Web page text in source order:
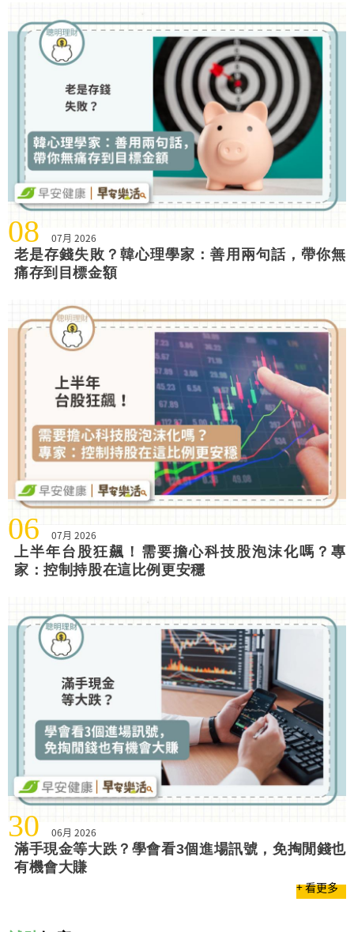
08 07月 2026
老是存錢失敗？韓心理學家：善用兩句話，帶你無
痛存到目標金額
06 07月 2026
上半年台股狂飆！需要擔心科技股泡沫化嗎？專
家：控制持股在這比例更安穩
30 06月 2026
滿手現金等大跌？學會看3個進場訊號，免掏閒錢也
有機會大賺
+ 看更多